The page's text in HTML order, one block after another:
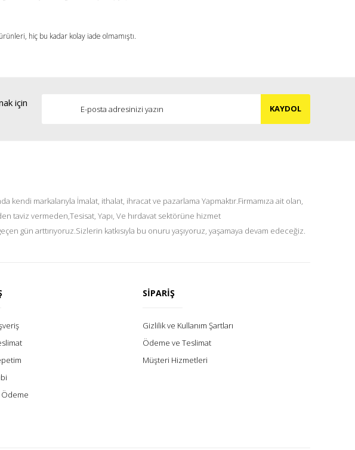
hiç bu kadar kolay iade olmamıştı.
için
KAYDOL
markalarıyla İmalat, ithalat, ihracat ve pazarlama Yapmaktır.Firmamıza ait olan,
taviz vermeden,Tesisat, Yapı, Ve hırdavat sektörüne hizmet
gün arttırıyoruz.Sizlerin katkısıyla bu onuru yaşıyoruz, yaşamaya devam edeceğiz.
Ödeme
SİPARİŞ
Gizlilik ve Kullanım Şartları
Ödeme ve Teslimat
Müşteri Hizmetleri